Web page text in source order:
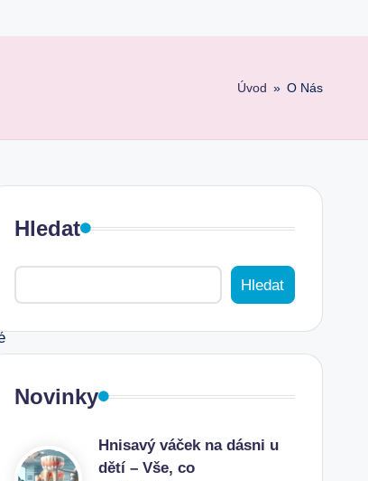
Úvod » O Nás
Hledat
Hledat
Novinky
Hnisavý váček na dásni u
dětí – Vše, co